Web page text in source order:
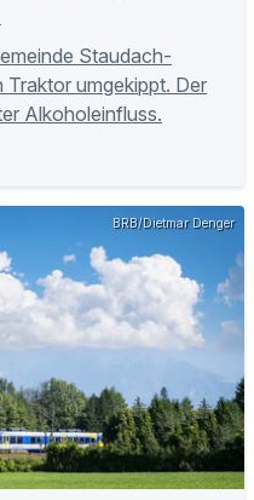
Staudach-
Traktor umgekippt. Der
Alkoholeinfluss.
BRB/Dietmar Denger